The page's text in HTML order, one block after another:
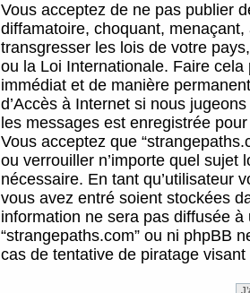
Vous acceptez de ne pas publier
diffamatoire, choquant,
transgresser les lois de votre
ou la Loi Internationale. Faire
immédiat et de manière
d’Accès à Internet si nous
les messages est enregistrée
Vous acceptez que
ou verrouiller n’importe quel sujet
nécessaire. En tant qu’utilisateur
vous avez entré soient stockées
information ne sera pas diffusée
“strangepaths.com” ou ni phpBB
cas de tentative de piratage